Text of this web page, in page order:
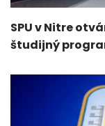
SPU v Nitre
študijný